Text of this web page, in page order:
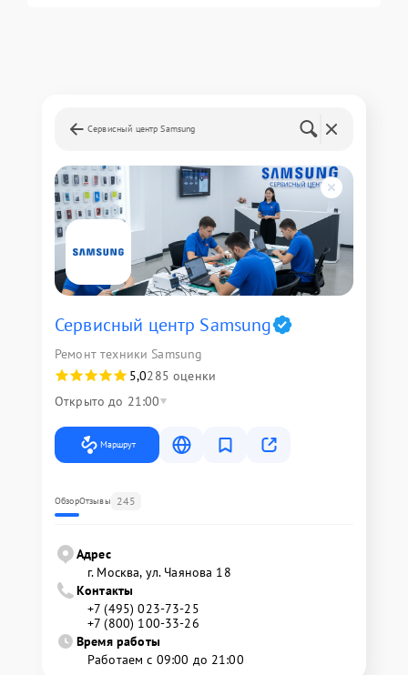
Сервисный центр Samsung
Сервисный центр Samsung
Ремонт техники Samsung
5,0285 оценки
Открыто до 21:00
Маршрут
ОбзорОтзывы 245
Адрес
г. Москва, ул. Чаянова 18
Контакты
+7 (495) 023-73-25
+7 (800) 100-33-26
Время работы
Работаем с 09:00 до 21:00